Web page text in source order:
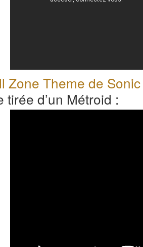
Zone Theme de Sonic
tirée d’un Métroid :